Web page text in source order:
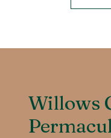
Willows